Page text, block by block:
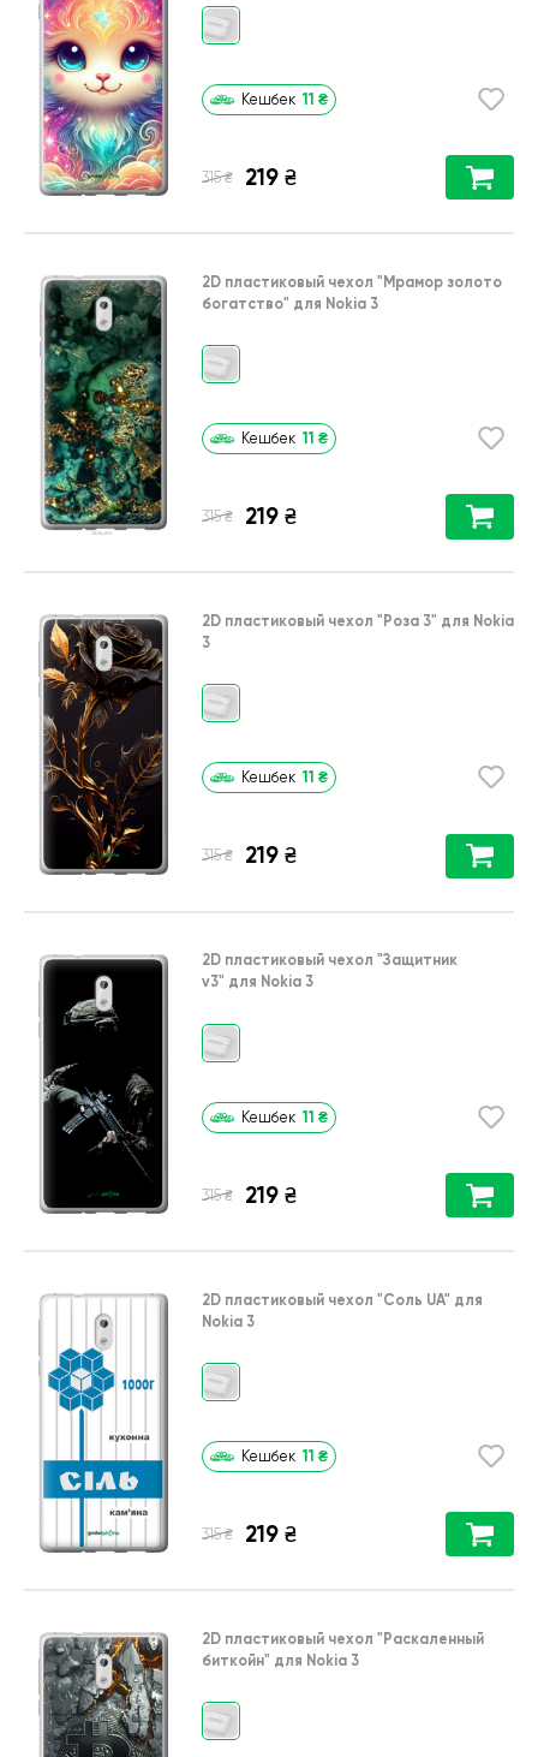
Кешбек 11 ₴
315 ₴ 219 ₴
2D пластиковый чехол "Мрамор золото
богатство" для Nokia 3
Кешбек 11 ₴
315 ₴ 219 ₴
2D пластиковый чехол "Роза 3" для Nokia
3
Кешбек 11 ₴
315 ₴ 219 ₴
2D пластиковый чехол "Защитник
v3" для Nokia 3
Кешбек 11 ₴
315 ₴ 219 ₴
2D пластиковый чехол "Соль UA" для
Nokia 3
Кешбек 11 ₴
315 ₴ 219 ₴
2D пластиковый чехол "Раскаленный
биткойн" для Nokia 3